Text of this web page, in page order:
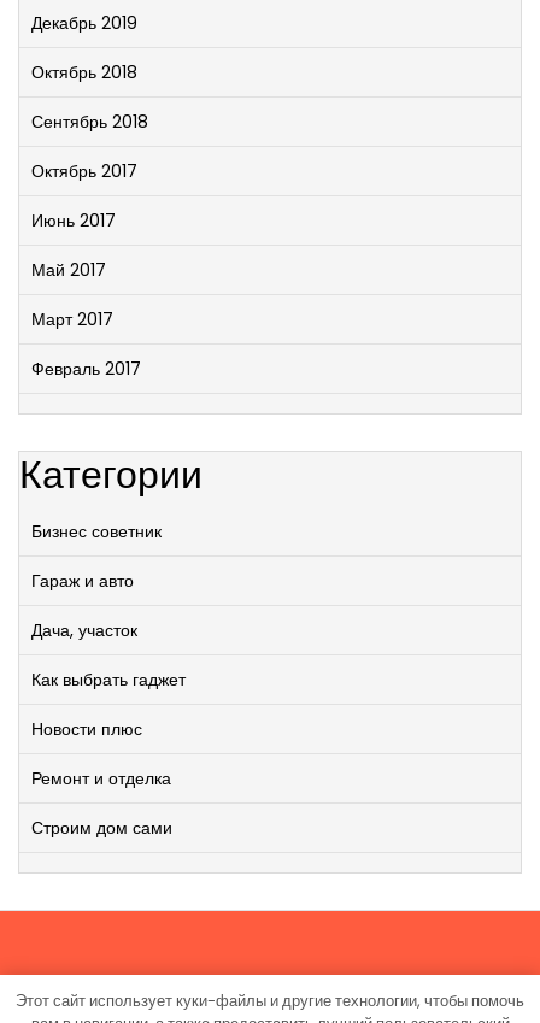
Декабрь 2019
Октябрь 2018
Сентябрь 2018
Октябрь 2017
Июнь 2017
Май 2017
Март 2017
Февраль 2017
Категории
Бизнес советник
Гараж и авто
Дача, участок
Как выбрать гаджет
Новости плюс
Ремонт и отделка
Строим дом сами
Работает на WordPress|Viral News WordPress Theme
Этот сайт использует куки-файлы и другие технологии, чтобы помочь